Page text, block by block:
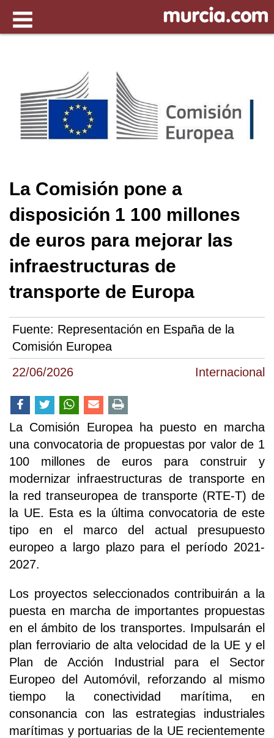
22/06/2026 Internacional
La Comisión pone a
disposición 1 100 millones
de euros para mejorar las
infraestructuras de
transporte de Europa
Fuente: Representación en España de la
Comisión Europea
La Comisión Europea ha puesto en marcha
una convocatoria de propuestas por valor de 1
100 millones de euros para construir y
modernizar infraestructuras de transporte en
la red transeuropea de transporte (RTE-T) de
la UE. Esta es la última convocatoria de este
tipo en el marco del actual presupuesto
europeo a largo plazo para el período 2021-
2027.
Los proyectos seleccionados contribuirán a la
puesta en marcha de importantes propuestas
en el ámbito de los transportes. Impulsarán el
plan ferroviario de alta velocidad de la UE y el
Plan de Acción Industrial para el Sector
Europeo del Automóvil, reforzando al mismo
tiempo la conectividad marítima, en
consonancia con las estrategias industriales
marítimas y portuarias de la UE recientemente